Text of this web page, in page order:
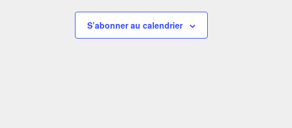
S’abonner au calendrier